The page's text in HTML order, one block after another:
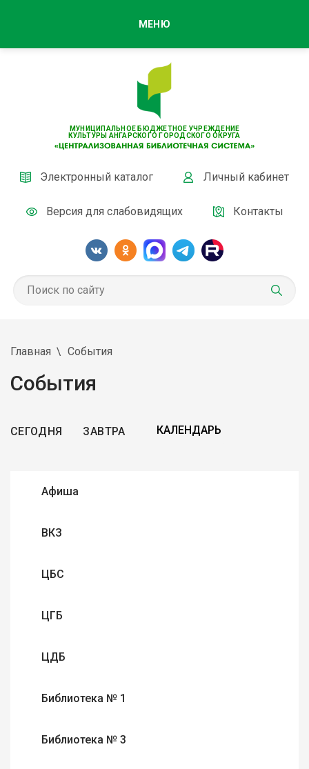
МУНИЦИПАЛЬНОЕ БЮДЖЕТНОЕ УЧРЕЖДЕНИЕ
КУЛЬТУРЫ АНГАРСКОГО ГОРОДСКОГО ОКРУГА
Электронный каталог Личный кабинет
Версия для слабовидящих Контакты
МЕНЮ
Главная События
События
СЕГОДНЯ ЗАВТРА
Афиша
ВКЗ
ЦБС
ЦГБ
ЦДБ
Библиотека № 1
Библиотека № 3